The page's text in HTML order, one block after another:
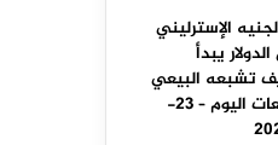
الإسترليني
يبدأ
تشبعه البيعي
– توقعات اليوم – 23-